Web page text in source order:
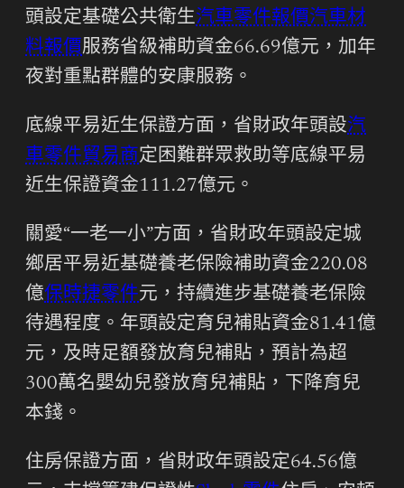
頭設定基礎公共衛生汽車零件報價汽車材
料報價服務省級補助資金66.69億元，加年
夜對重點群體的安康服務。
底線平易近生保證方面，省財政年頭設汽
車零件貿易商定困難群眾救助等底線平易
近生保證資金111.27億元。
關愛“一老一小”方面，省財政年頭設定城
鄉居平易近基礎養老保險補助資金220.08
億保時捷零件元，持續進步基礎養老保險
待遇程度。年頭設定育兒補貼資金81.41億
元，及時足額發放育兒補貼，預計為超
300萬名嬰幼兒發放育兒補貼，下降育兒
本錢。
住房保證方面，省財政年頭設定64.56億